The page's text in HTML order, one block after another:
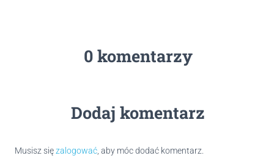
0 komentarzy
Dodaj komentarz
Musisz sięzalogować, aby móc dodać komentarz.